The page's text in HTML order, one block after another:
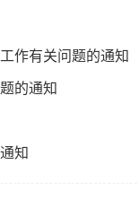
作有关问题的通知
的通知
知